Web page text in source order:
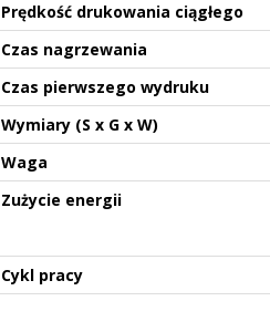
Prędkość drukowania ciągłego
Czas nagrzewania
Czas pierwszego wydruku
Wymiary (S x G x W)
Waga
Zużycie energii
Cykl pracy